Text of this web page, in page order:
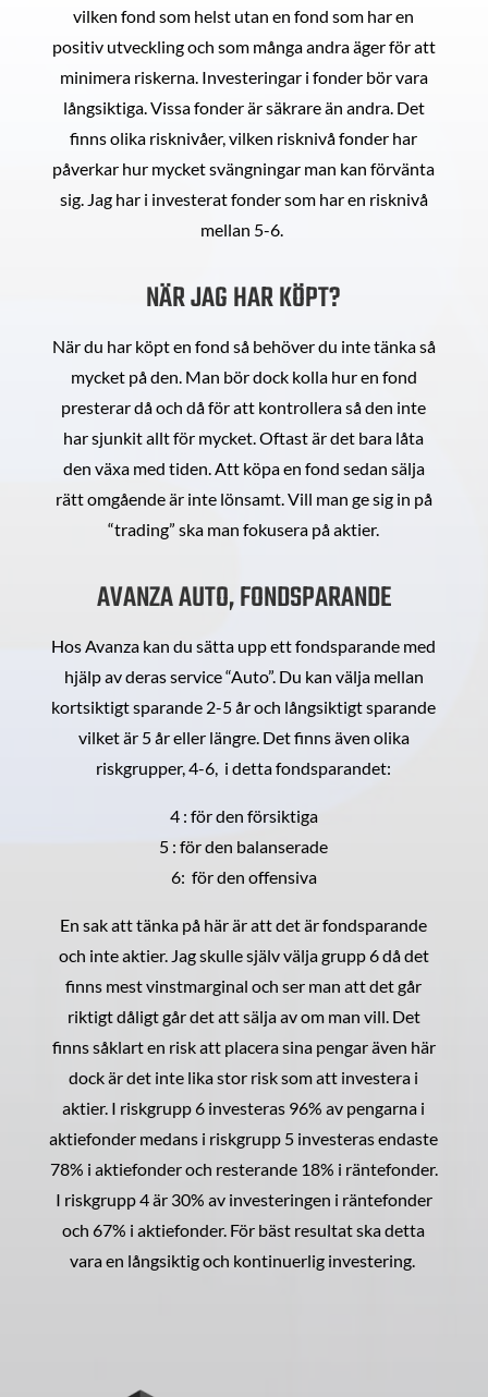
vilken fond som helst utan en fond som har en
positiv utveckling och som många andra äger för att
minimera riskerna. Investeringar i fonder bör vara
långsiktiga. Vissa fonder är säkrare än andra. Det
finns olika risknivåer, vilken risknivå fonder har
påverkar hur mycket svängningar man kan förvänta
sig. Jag har i investerat fonder som har en risknivå
mellan 5-6.
NÄR JAG HAR KÖPT?
När du har köpt en fond så behöver du inte tänka så
mycket på den. Man bör dock kolla hur en fond
presterar då och då för att kontrollera så den inte
har sjunkit allt för mycket. Oftast är det bara låta
den växa med tiden. Att köpa en fond sedan sälja
rätt omgående är inte lönsamt. Vill man ge sig in på
“trading” ska man fokusera på aktier.
AVANZA AUTO, FONDSPARANDE
Hos Avanza kan du sätta upp ett fondsparande med
hjälp av deras service “Auto”. Du kan välja mellan
kortsiktigt sparande 2-5 år och långsiktigt sparande
vilket är 5 år eller längre. Det finns även olika
riskgrupper, 4-6, i detta fondsparandet:
4 : för den försiktiga
5 : för den balanserade
6: för den offensiva
En sak att tänka på här är att det är fondsparande
och inte aktier. Jag skulle själv välja grupp 6 då det
finns mest vinstmarginal och ser man att det går
riktigt dåligt går det att sälja av om man vill. Det
finns såklart en risk att placera sina pengar även här
dock är det inte lika stor risk som att investera i
aktier. I riskgrupp 6 investeras 96% av pengarna i
aktiefonder medans i riskgrupp 5 investeras endaste
78% i aktiefonder och resterande 18% i räntefonder.
I riskgrupp 4 är 30% av investeringen i räntefonder
och 67% i aktiefonder. För bäst resultat ska detta
vara en långsiktig och kontinuerlig investering.